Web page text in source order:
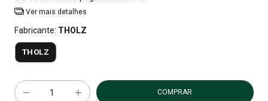
Ver mais detalhes
Fabricante: THOLZ
THOLZ